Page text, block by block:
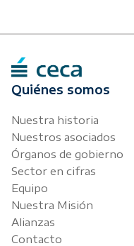
Quiénes somos
Nuestra historia
Nuestros asociados
Órganos de gobierno
Sector en cifras
Equipo
Nuestra Misión
Alianzas
Contacto